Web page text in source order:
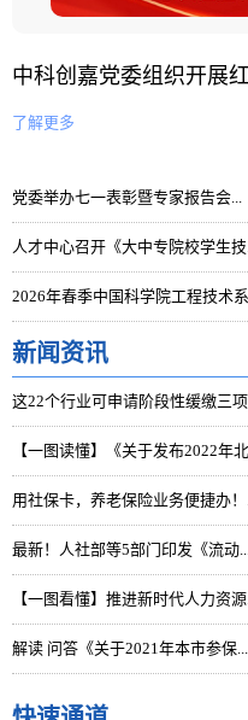
中科创嘉党委组织开展
了解更多
党委举办七一表彰暨专家报告会...
人才中心召开《大中专院校学生技...
2026年春季中国科学院工程技术系
新闻资讯
这22个行业可申请阶段性缓缴三项
【一图读懂】《关于发布2022年北
用社保卡，养老保险业务便捷办！...
最新！人社部等5部门印发《流动...
【一图看懂】推进新时代人力资源...
解读 问答《关于2021年本市参保...